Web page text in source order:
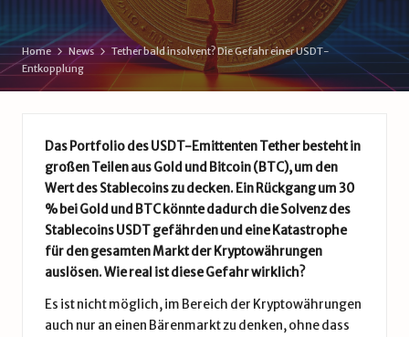
u
d
e
Home News
Tether bald insolvent? Die Gefahr einer USDT-
Entkopplung
Das Portfolio des USDT-Emittenten Tether besteht in
großen Teilen aus Gold und Bitcoin (BTC), um den
Wert des Stablecoins zu decken. Ein Rückgang um 30
% bei Gold und BTC könnte dadurch die Solvenz des
Stablecoins USDT gefährden und eine Katastrophe
für den gesamten Markt der Kryptowährungen
auslösen. Wie real ist diese Gefahr wirklich?
Es ist nicht möglich, im Bereich der Kryptowährungen
auch nur an einen Bärenmarkt zu denken, ohne dass